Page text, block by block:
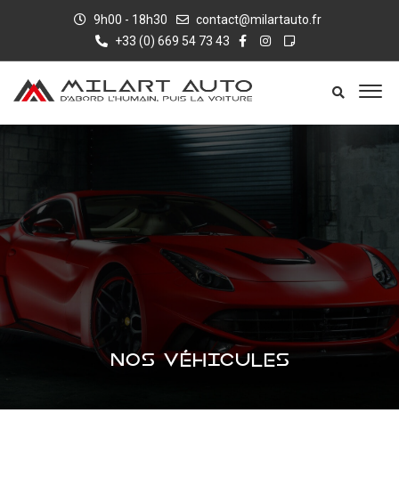
9h00 - 18h30
contact@milartauto.fr
+33 (0) 669 54 73 43
NOS VÉHICULES